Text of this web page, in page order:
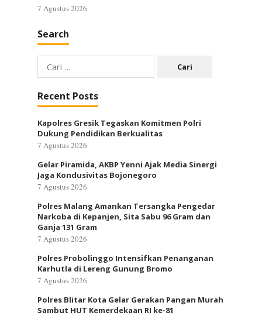
7 Agustus 2026
Search
Cari
untuk:
Recent Posts
Kapolres Gresik Tegaskan Komitmen Polri
Dukung Pendidikan Berkualitas
7 Agustus 2026
Gelar Piramida, AKBP Yenni Ajak Media Sinergi
Jaga Kondusivitas Bojonegoro
7 Agustus 2026
Polres Malang Amankan Tersangka Pengedar
Narkoba di Kepanjen, Sita Sabu 96 Gram dan
Ganja 131 Gram
7 Agustus 2026
Polres Probolinggo Intensifkan Penanganan
Karhutla di Lereng Gunung Bromo
7 Agustus 2026
Polres Blitar Kota Gelar Gerakan Pangan Murah
Sambut HUT Kemerdekaan RI ke-81